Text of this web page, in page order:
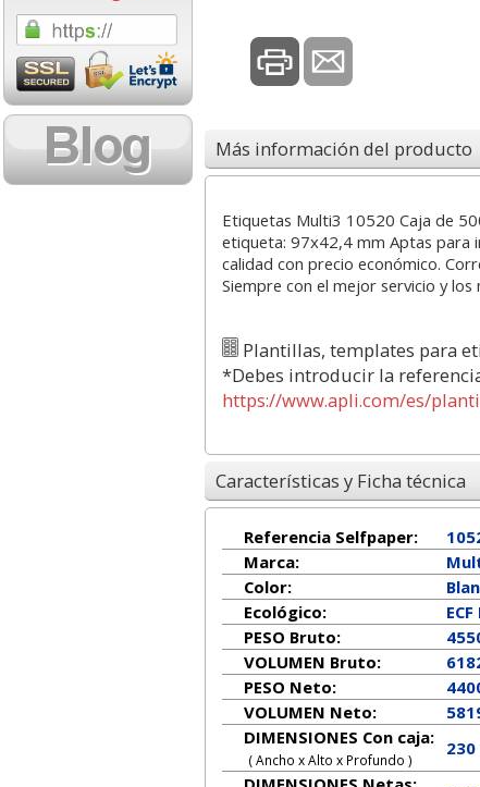
Más información del producto
Etiquetas Multi3 10520 Caja de
etiqueta: 97x42,4 mm Aptas para
calidad con precio económico.
Siempre con el mejor servicio y los
Plantillas, templates para
*Debes introducir la
https://www.apli.com/es/
Características y Ficha técnica
Referencia Selfpaper:
Marca:
Color:
Ecológico:
PESO Bruto:
VOLUMEN Bruto:
PESO Neto:
VOLUMEN Neto:
DIMENSIONES Con caja:
( Ancho x Alto x Profundo )
Cartucho HP 304 - 302
Negro, original
N9K06AE
desde:14,87 €
17,99 con Iva
Cartucho HP
302XL
capacidad
desde:
45,82 con